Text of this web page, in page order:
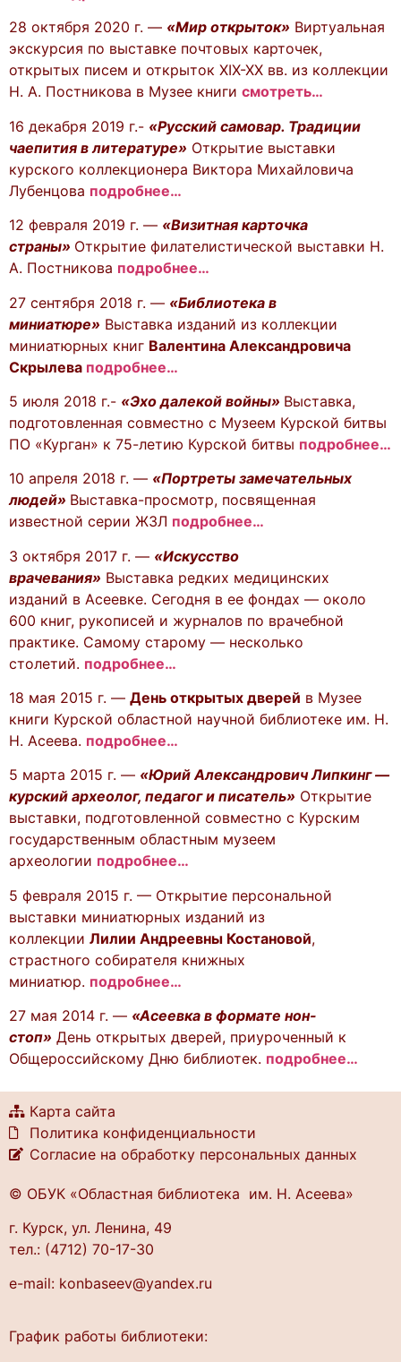
28 октября 2020 г. — «Мир открыток» Виртуальная
экскурсия по выставке почтовых карточек,
открытых писем и открыток XIX-XX вв. из коллекции
Н. А. Постникова в Музее книги смотреть…
16 декабря 2019 г.- «Русский самовар. Традиции
чаепития в литературе» Открытие выставки
курского коллекционера Виктора Михайловича
Лубенцова подробнее…
12 февраля 2019 г. — «Визитная карточка
страны» Открытие филателистической выставки Н.
А. Постникова подробнее…
27 сентября 2018 г. — «Библиотека в
миниатюре» Выставка изданий из коллекции
миниатюрных книг Валентина Александровича
Скрылева подробнее…
5 июля 2018 г.- «Эхо далекой войны» Выставка,
подготовленная совместно с Музеем Курской битвы
ПО «Курган» к 75-летию Курской битвы подробнее…
10 апреля 2018 г. — «Портреты замечательных
людей» Выставка-просмотр, посвященная
известной серии ЖЗЛ подробнее…
3 октября 2017 г. — «Искусство
врачевания» Выставка редких медицинских
изданий в Асеевке. Сегодня в ее фондах — около
600 книг, рукописей и журналов по врачебной
практике. Самому старому — несколько
столетий. подробнее…
18 мая 2015 г. — День открытых дверей в Музее
книги Курской областной научной библиотеке им. Н.
Н. Асеева. подробнее…
5 марта 2015 г. — «Юрий Александрович Липкинг —
курский археолог, педагог и писатель» Открытие
выставки, подготовленной совместно с Курским
государственным областным музеем
археологии подробнее…
5 февраля 2015 г. — Открытие персональной
выставки миниатюрных изданий из
коллекции Лилии Андреевны Костановой,
страстного собирателя книжных
миниатюр. подробнее…
27 мая 2014 г. — «Асеевка в формате нон-
стоп» День открытых дверей, приуроченный к
Общероссийскому Дню библиотек. подробнее…
Карта сайта
Политика конфиденциальности
Согласие на обработку персональных данных
© ОБУК «Областная библиотека им. Н. Асеева»
г. Курск, ул. Ленина, 49
тел.: (4712) 70-17-30
e-mail: konbaseev@yandex.ru
График работы библиотеки: